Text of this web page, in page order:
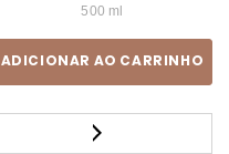
500 ml
ADICIONAR AO CARRINHO